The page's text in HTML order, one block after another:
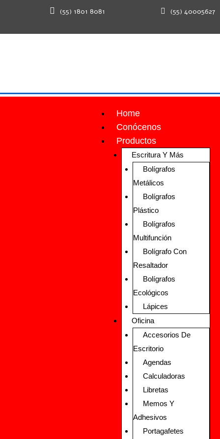
(55) 1801 8081 (55) 40005627
Home
Conócenos
Productos
Escritura Y Más
Bolígrafos
Metálicos
Bolígrafos
Plástico
Bolígrafos
Multifunción
Bolígrafo Con
Resaltador
Bolígrafos
Ecológicos
Lápices
Oficina
Accesorios De
Escritorio
Agendas
Calculadoras
Libretas
Memos Y
Adhesivos
Portagafetes